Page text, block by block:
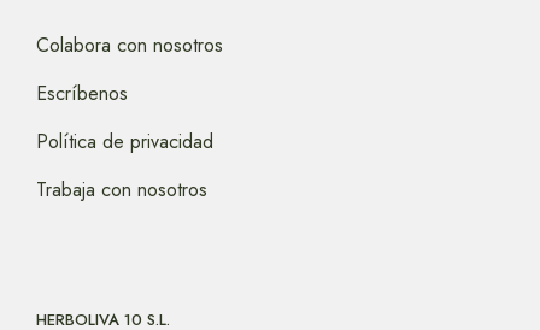
Colabora con nosotros
Escríbenos
Política de privacidad
Trabaja con nosotros
HERBOLIVA 10 S.L.